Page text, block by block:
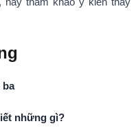
ba
những gì?